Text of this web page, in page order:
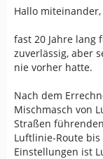
Hallo miteinander,
fast 20 Jahre lang
zuverlässig, aber
nie vorher hatte.
Nach dem
Mischmasch von
Straßen
Luftlinie-Route
Einstellungen ist